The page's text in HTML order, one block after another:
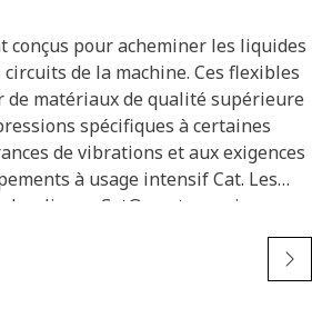
conçus pour acheminer les liquides
de la machine. Ces flexibles
matériaux de qualité supérieure
spécifiques à certaines
de vibrations et aux exigences
à usage intensif Cat. Les
Cat® sont soumis aux
rigoureux du secteur. Chaque
et de raccords Cat® est testée en
un ajustement parfait